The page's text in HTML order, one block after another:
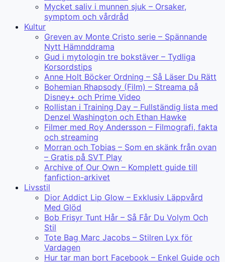
Mycket saliv i munnen sjuk – Orsaker,
symptom och vårdråd
Kultur
Greven av Monte Cristo serie – Spännande
Nytt Hämnddrama
Gud i mytologin tre bokstäver – Tydliga
Korsordstips
Anne Holt Böcker Ordning – Så Läser Du Rätt
Bohemian Rhapsody (Film) – Streama på
Disney+ och Prime Video
Rollistan i Training Day – Fullständig lista med
Denzel Washington och Ethan Hawke
Filmer med Roy Andersson – Filmografi, fakta
och streaming
Morran och Tobias – Som en skänk från ovan
– Gratis på SVT Play
Archive of Our Own – Komplett guide till
fanfiction-arkivet
Livsstil
Dior Addict Lip Glow – Exklusiv Läppvård
Med Glöd
Bob Frisyr Tunt Hår – Så Får Du Volym Och
Stil
Tote Bag Marc Jacobs – Stilren Lyx för
Vardagen
Hur tar man bort Facebook – Enkel Guide och